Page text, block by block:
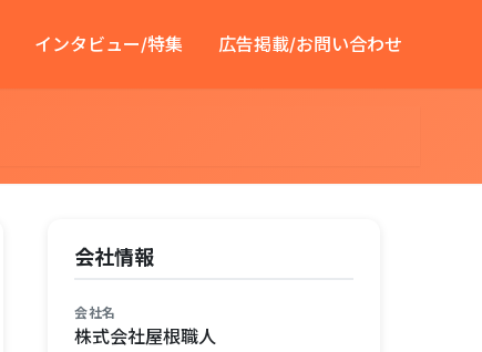
インタビュー/特集 広告掲載/お問い合わせ
会社情報
会社名
株式会社屋根職人